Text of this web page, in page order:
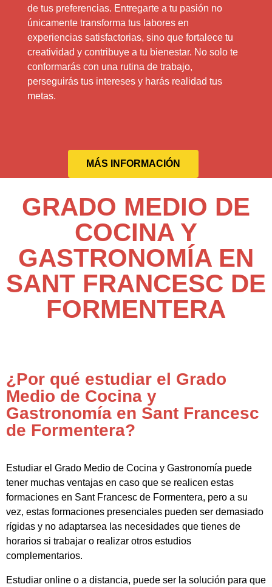
de tus preferencias. Entregarte a tu pasión no
únicamente transforma tus labores en
experiencias satisfactorias, sino que fortalece tu
creatividad y contribuye a tu bienestar. No solo te
conformarás con una rutina de trabajo,
perseguirás tus intereses y harás realidad tus
metas.
MÁS INFORMACIÓN
GRADO MEDIO DE
COCINA Y
GASTRONOMÍA EN
SANT FRANCESC DE
FORMENTERA
¿Por qué estudiar el Grado
Medio de Cocina y
Gastronomía en Sant Francesc
de Formentera?
Estudiar el Grado Medio de Cocina y Gastronomía puede
tener muchas ventajas en caso que se realicen estas
formaciones en Sant Francesc de Formentera, pero a su
vez, estas formaciones presenciales pueden ser demasiado
rígidas y no adaptarsea las necesidades que tienes de
horarios si trabajar o realizar otros estudios
complementarios.
Estudiar online o a distancia, puede ser la solución para que